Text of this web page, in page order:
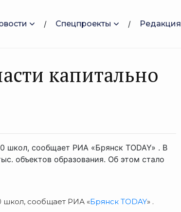
Спецпроекты Редакция
капитально
школ, сообщает РИА «Брянск TODAY» . В
объектов образования. Об этом стало
школ, сообщает РИА «Брянск TODAY» .